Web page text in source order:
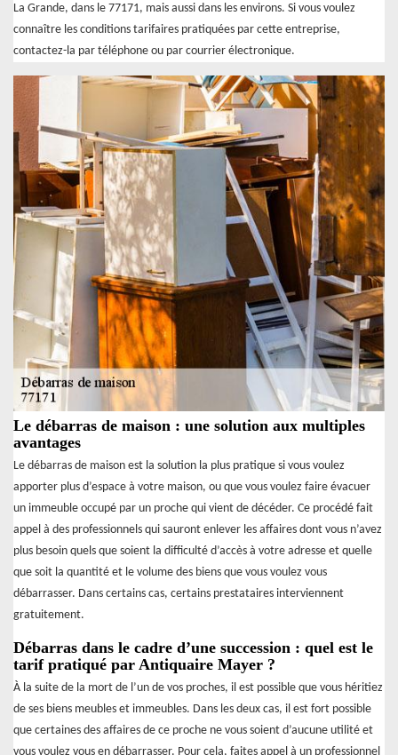
La Grande, dans le 77171, mais aussi dans les environs. Si vous voulez
connaître les conditions tarifaires pratiquées par cette entreprise,
contactez-la par téléphone ou par courrier électronique.
Le débarras de maison : une solution aux multiples
avantages
Le débarras de maison est la solution la plus pratique si vous voulez
apporter plus d’espace à votre maison, ou que vous voulez faire évacuer
un immeuble occupé par un proche qui vient de décéder. Ce procédé fait
appel à des professionnels qui sauront enlever les affaires dont vous n’avez
plus besoin quels que soient la difficulté d’accès à votre adresse et quelle
que soit la quantité et le volume des biens que vous voulez vous
débarrasser. Dans certains cas, certains prestataires interviennent
gratuitement.
Débarras dans le cadre d’une succession : quel est le
tarif pratiqué par Antiquaire Mayer ?
À la suite de la mort de l’un de vos proches, il est possible que vous héritiez
de ses biens meubles et immeubles. Dans les deux cas, il est fort possible
que certaines des affaires de ce proche ne vous soient d’aucune utilité et
vous voulez vous en débarrasser. Pour cela, faites appel à un professionnel